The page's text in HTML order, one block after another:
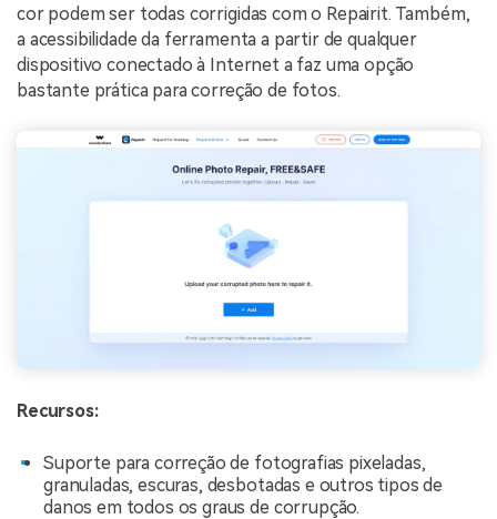
cor podem ser todas corrigidas com o Repairit. Também,
a acessibilidade da ferramenta a partir de qualquer
dispositivo conectado à Internet a faz uma opção
bastante prática para correção de fotos.
Recursos:
Suporte para correção de fotografias pixeladas,
granuladas, escuras, desbotadas e outros tipos de
danos em todos os graus de corrupção.